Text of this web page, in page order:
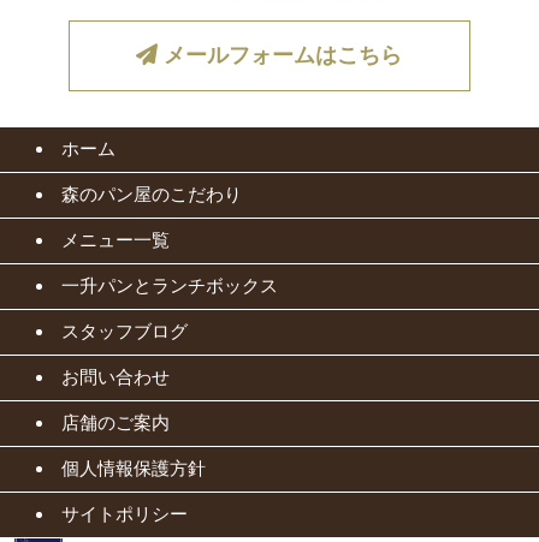
メールフォームはこちら
ホーム
森のパン屋のこだわり
メニュー一覧
一升パンとランチボックス
スタッフブログ
お問い合わせ
店舗のご案内
個人情報保護方針
サイトポリシー